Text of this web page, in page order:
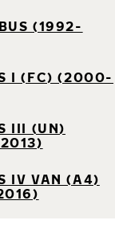
(1992-
I (FC) (2000-
III (UN)
IV VAN (A4)